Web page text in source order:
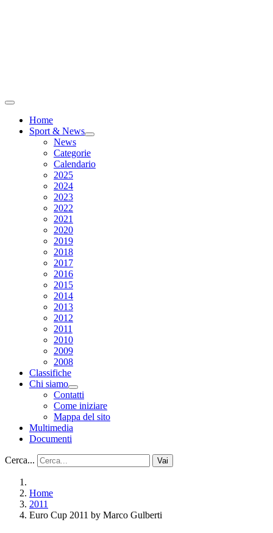
Home
Sport & News
News
Categorie
Calendario
2025
2024
2023
2022
2021
2020
2019
2018
2017
2016
2015
2014
2013
2012
2011
2010
2009
2008
Classifiche
Chi siamo
Contatti
Come iniziare
Mappa del sito
Multimedia
Documenti
Cerca... Vai
Home
2011
Euro Cup 2011 by Marco Gulberti